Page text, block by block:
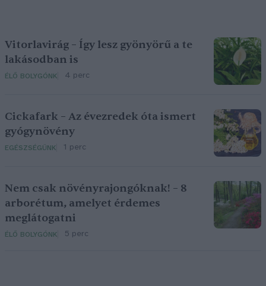
Vitorlavirág – Így lesz gyönyörű a te
lakásodban is
ÉLŐ BOLYGÓNK 4 perc
Cickafark – Az évezredek óta ismert
gyógynövény
EGÉSZSÉGÜNK 1 perc
Nem csak növényrajongóknak! – 8
arborétum, amelyet érdemes
meglátogatni
ÉLŐ BOLYGÓNK 5 perc